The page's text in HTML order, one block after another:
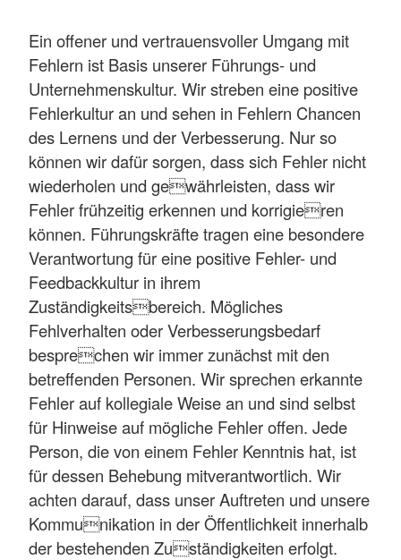
Ein offener und vertrauensvoller Umgang mit
Fehlern ist Basis unserer Führungs- und
Unternehmenskultur. Wir streben eine positive
Fehlerkultur an und sehen in Fehlern Chancen
des Lernens und der Verbesserung. Nur so
können wir dafür sorgen, dass sich Fehler nicht
wiederholen und gewährleisten, dass wir
Fehler frühzeitig erkennen und korrigieren
können. Führungskräfte tragen eine besondere
Verantwortung für eine positive Fehler- und
Feedbackkultur in ihrem
Zuständigkeitsbereich. Mögliches
Fehlverhalten oder Verbesserungsbedarf
besprechen wir immer zunächst mit den
betreffenden Personen. Wir sprechen erkannte
Fehler auf kollegiale Weise an und sind selbst
für Hinweise auf mögliche Fehler offen. Jede
Person, die von einem Fehler Kenntnis hat, ist
für dessen Behebung mitverantwortlich. Wir
achten darauf, dass unser Auftreten und unsere
Kommunikation in der Öffentlichkeit innerhalb
der bestehenden Zuständigkeiten erfolgt.